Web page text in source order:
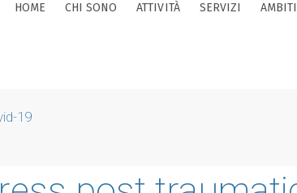
HOME CHI SONO ATTIVITÀ SERVIZI
19